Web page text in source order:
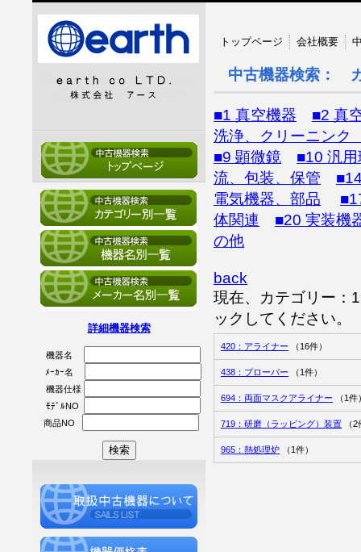
中古機器検索：
■1 真空機器
■2 真
洗浄、クリーニンク
■9 顕微鏡
■10 汎
流、包装、保管
電気機器、部品
体関連
■20 実装機
の他
back
現在、カテゴリー：
ックしてください。
420：アライナー （16件）
438：プローバー （1件）
694：両面マスクアライナー （1件
719：研磨（ラッピング）装置 （2
965：熱処理炉 （1件）
トップページ 会社概要
詳細機器検索
機器名
ﾒｰｶｰ名
機器仕様
ﾓﾃﾞﾙNO
商品NO